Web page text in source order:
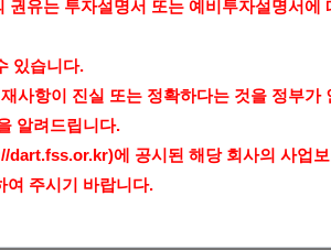
권유는 투자설명서 또는 예비투자설명서에
있습니다.
사항이 진실 또는 정확하다는 것을 정부가
알려드립니다.
dart.fss.or.kr)에 공시된 해당 회사의 사업
여 주시기 바랍니다.